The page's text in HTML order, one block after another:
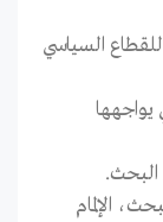
السياسي
يواجهها
البحث.
الإلمام